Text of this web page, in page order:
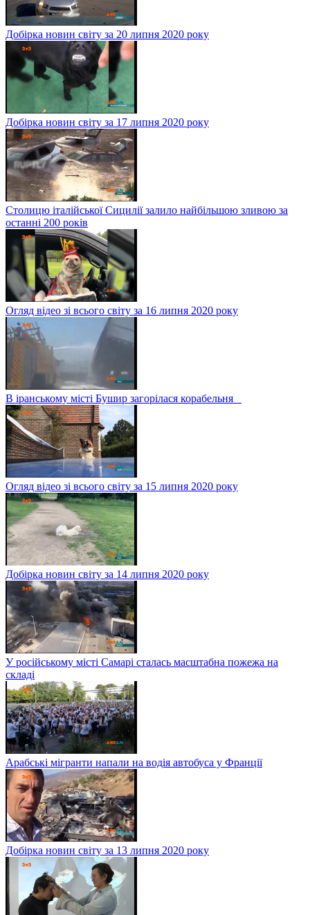
Добірка новин світу за 20 липня 2020 року
Добірка новин світу за 17 липня 2020 року
Столицю італійської Сицилії залило найбільшою зливою за
останні 200 років
Огляд відео зі всього світу за 16 липня 2020 року
В іранському місті Бушир загорілася корабельня
Огляд відео зі всього світу за 15 липня 2020 року
Добірка новин світу за 14 липня 2020 року
У російському місті Самарі сталась масштабна пожежа на
складі
Арабські мігранти напали на водія автобуса у Франції
Добірка новин світу за 13 липня 2020 року